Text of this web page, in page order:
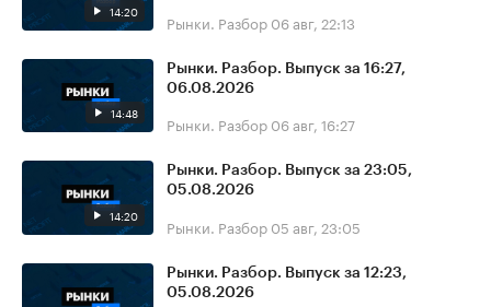
14:20 Рынки. Разбор 06 авг, 22:13
14:48
Рынки. Разбор. Выпуск за 16:27,
06.08.2026
Рынки. Разбор 06 авг, 16:27
14:20
Рынки. Разбор. Выпуск за 23:05,
05.08.2026
Рынки. Разбор 05 авг, 23:05
Рынки. Разбор. Выпуск за 12:23,
05.08.2026